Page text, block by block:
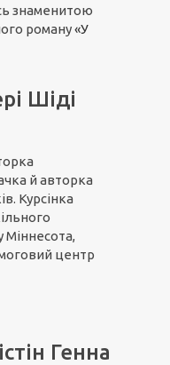
знаменитою
роману«У
Шіді
й авторка
Курсінка
Міннесота,
центр
Генна